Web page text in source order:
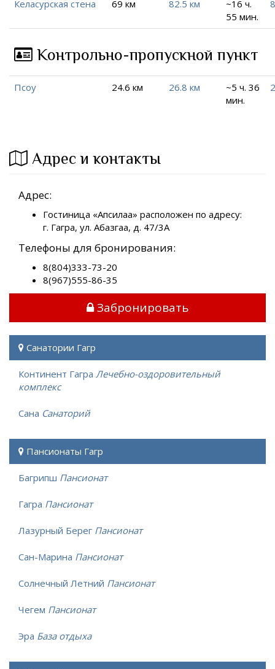
Келасурская стена 69 км 82.5 км
~16 ч.
55 мин.
Контрольно-пропускной пункт
Псоу 24.6 км 26.8 км
~5 ч. 36
мин.
Адрес и контакты
Адрес:
Гостиница «Апсилаа» расположен по адресу:
г. Гагра, ул. Абазгаа, д. 47/3А
Телефоны для бронирования:
8(804)333-73-20
8(967)555-86-35
Забронировать
Санатории Гагр
Континент Гагра Лечебно-оздоровительный
комплекс
Сана Санаторий
Пансионаты Гагр
Багрипш Пансионат
Гагра Пансионат
Лазурный Берег Пансионат
Сан-Марина Пансионат
Солнечный Летний Пансионат
Чегем Пансионат
Эра База отдыха